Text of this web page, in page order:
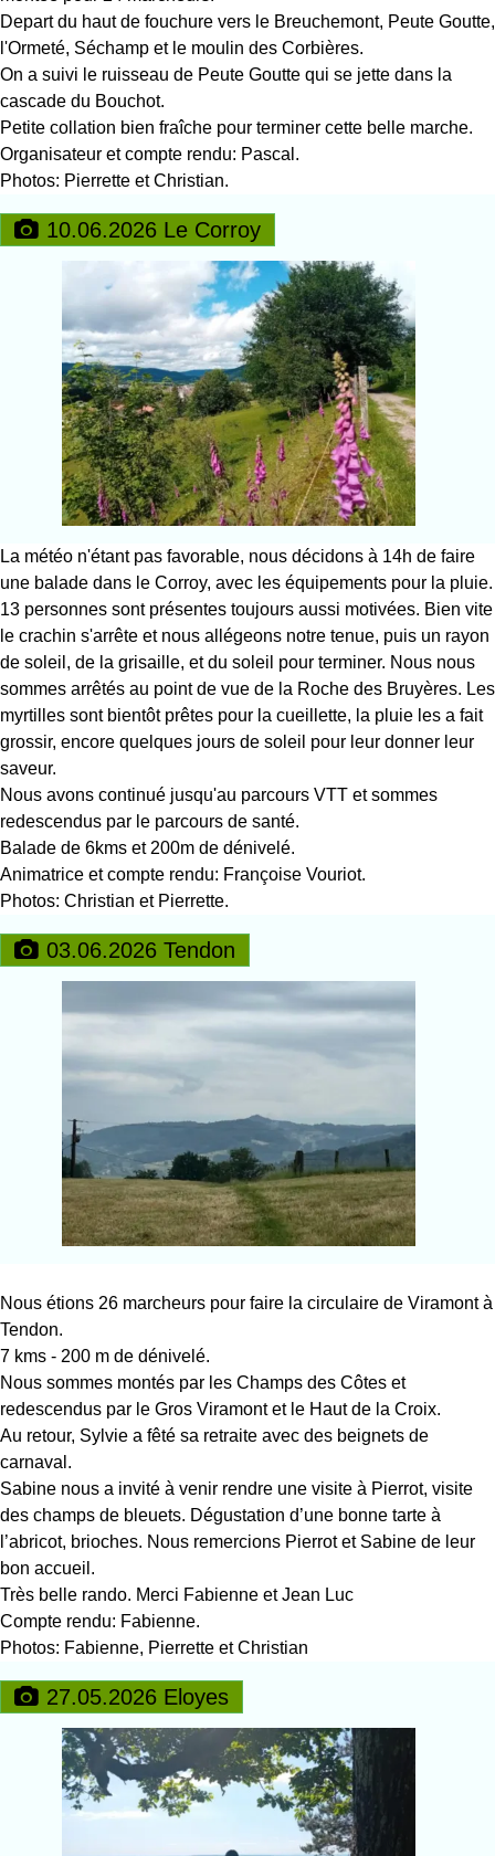
Depart du haut de fouchure vers le Breuchemont, Peute Goutte,
l'Ormeté, Séchamp et le moulin des Corbières.
On a suivi le ruisseau de Peute Goutte qui se jette dans la
cascade du Bouchot.
Petite collation bien fraîche pour terminer cette belle marche.
Organisateur et compte rendu: Pascal.
Photos: Pierrette et Christian.
10.06.2026 Le Corroy
La météo n'étant pas favorable, nous décidons à 14h de faire
une balade dans le Corroy, avec les équipements pour la pluie.
13 personnes sont présentes toujours aussi motivées. Bien vite
le crachin s'arrête et nous allégeons notre tenue, puis un rayon
de soleil, de la grisaille, et du soleil pour terminer. Nous nous
sommes arrêtés au point de vue de la Roche des Bruyères. Les
myrtilles sont bientôt prêtes pour la cueillette, la pluie les a fait
grossir, encore quelques jours de soleil pour leur donner leur
saveur.
Nous avons continué jusqu'au parcours VTT et sommes
redescendus par le parcours de santé.
Balade de 6kms et 200m de dénivelé.
Animatrice et compte rendu: Françoise Vouriot.
Photos: Christian et Pierrette.
03.06.2026 Tendon
Nous étions 26 marcheurs pour faire la circulaire de Viramont à
Tendon.
7 kms - 200 m de dénivelé.
Nous sommes montés par les Champs des Côtes et
redescendus par le Gros Viramont et le Haut de la Croix.
Au retour, Sylvie a fêté sa retraite avec des beignets de
carnaval.
Sabine nous a invité à venir rendre une visite à Pierrot, visite
des champs de bleuets. Dégustation d’une bonne tarte à
l’abricot, brioches. Nous remercions Pierrot et Sabine de leur
bon accueil.
Très belle rando. Merci Fabienne et Jean Luc
Compte rendu: Fabienne.
Photos: Fabienne, Pierrette et Christian
27.05.2026 Eloyes